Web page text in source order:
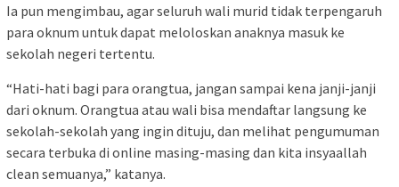
Ia pun mengimbau, agar seluruh wali murid tidak terpengaruh
para oknum untuk dapat meloloskan anaknya masuk ke
sekolah negeri tertentu.
“Hati-hati bagi para orangtua, jangan sampai kena janji-janji
dari oknum. Orangtua atau wali bisa mendaftar langsung ke
sekolah-sekolah yang ingin dituju, dan melihat pengumuman
secara terbuka di online masing-masing dan kita insyaallah
clean semuanya,” katanya.